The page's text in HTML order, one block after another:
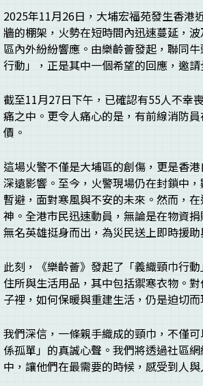
2025年11月26日，大埔宏福苑發生香港
牆的棚架，火勢在短時間內迅速蔓延，
區內外紛紛響應。由樂齡薈發起，聯同
行動」，正是其中一個希望的回應，邀
截至11月27日下午，已確認有55人不幸
痛之中。更令人痛心的是，有前線消防
價。
這場火警不僅是大埔區的創傷，更是香
深遠影響。至今，火警現場仍在封鎖中
暫避，面對寒風與不安的未來。然而，
神。全港市民迅速動員，無論是在物資
無名英雄挺身而出，為災民送上即時援助
此刻，《樂齡薈》發起了「義織頸巾行
住所與生活用品，其中包括禦寒衣物。
子裡，如何保暖與重建生活，仍是迫切而
我們深信，一條親手織成的頸巾，不僅
係孤單」的真誠心聲。我們將透過社區
中，讓他們在最需要的時候，感受到人與